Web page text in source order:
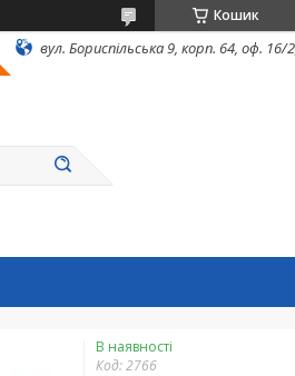
Кошик
вул. Бориспільська 9, корп. 64, оф. 16/
В наявності
Код:2766